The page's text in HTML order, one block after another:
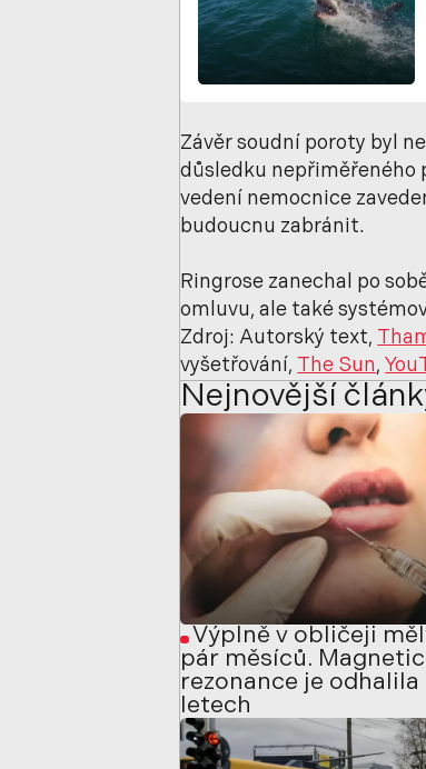
Závěr soudní poroty byl
důsledku nepřiměřeného
vedení nemocnice
budoucnu zabránit.
Ringrose zanechal po
omluvu, ale také
Zdroj: Autorský text,
vyšetřování, The Sun,
Nejnovější
Výplně v obličeji
pár měsíců.
rezonance je odhalila
letech